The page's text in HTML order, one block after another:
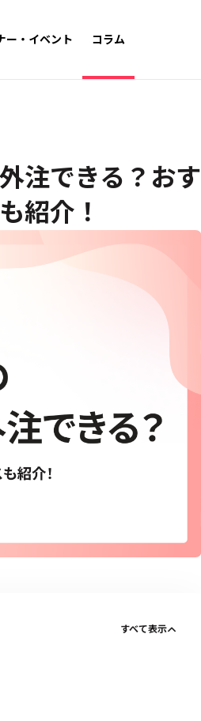
ー・イベント コラム
注できる？おす
紹介！
すべて表示